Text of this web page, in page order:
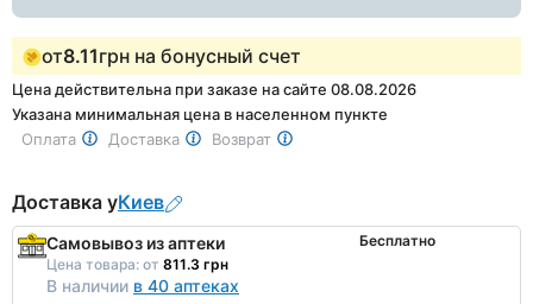
от8.11грн на бонусный счет
Цена действительна при заказе на сайте 08.08.2026
Указана минимальная цена в населенном пункте
Оплата
Доставка Возврат
Доставка уКиев
Самовывоз из аптеки
Цена товара: от 811.3 грн
В наличии в 40 аптеках
Бесплатно